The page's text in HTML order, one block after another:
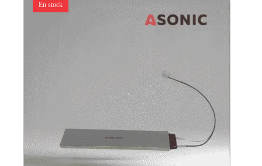
En stock